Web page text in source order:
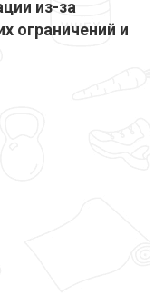
из-за
ограничений и